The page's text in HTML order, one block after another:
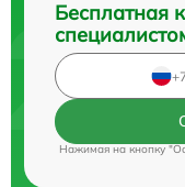
Бесплатная
Нажимая на кнопку